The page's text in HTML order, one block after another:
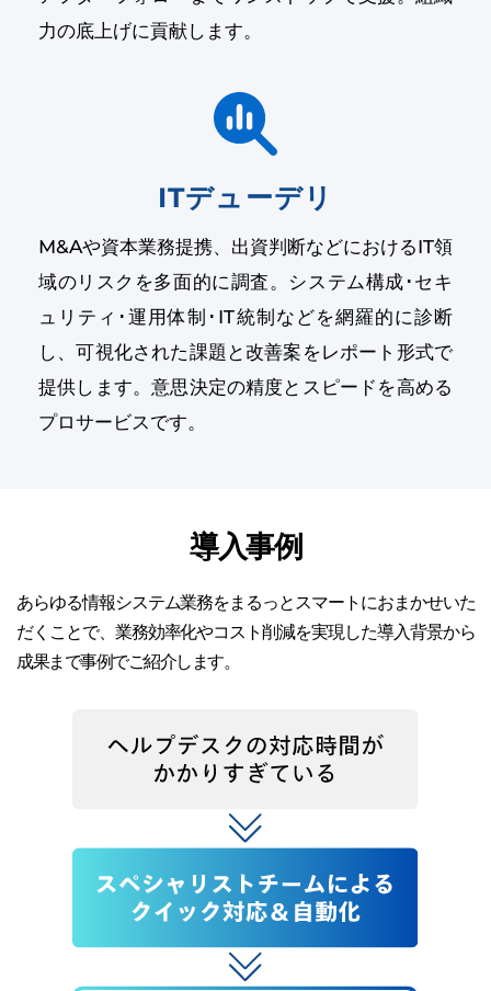
力の底上げに貢献します。
ITデューデリ
M&Aや資本業務提携、出資判断などにおけるIT領
域のリスクを多面的に調査。システム構成･セキ
ュリティ･運用体制･IT統制などを網羅的に診断
し、可視化された課題と改善案をレポート形式で
提供します。意思決定の精度とスピードを高める
プロサービスです。
導入事例
あらゆる情報システム業務をまるっとスマートにおまかせいた
だくことで、業務効率化やコスト削減を実現した導入背景から
成果まで事例でご紹介します。